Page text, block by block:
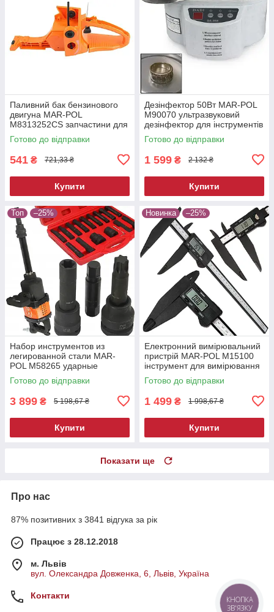
Паливний бак бензинового
двигуна MAR-POL
M8313252CS запчастини для
двигуна
Готово до відправки
541 ₴ 721,33 ₴
Купити
Дезінфектор 50Вт MAR-POL
M90070 ультразвуковий
дезінфектор для інструментів
Готово до відправки
1 599 ₴ 2 132 ₴
Купити
Топ –25%
Набор инструментов из
легированной стали MAR-
POL M58265 ударные
головки Torx и Hex
Готово до відправки
3 899 ₴ 5 198,67 ₴
Купити
Новинка –25%
Електронний вимірювальний
пристрій MAR-POL M15100
інструмент для вимірювання
Готово до відправки
1 499 ₴ 1 998,67 ₴
Купити
Показати ще
Про нас
87% позитивних з 3841 відгука за рік
Працює з 28.12.2018
м. Львів
вул. Олександра Довженка, 6, Львів, Україна
Контакти
КНОПКА
ЗВ'ЯЗКУ